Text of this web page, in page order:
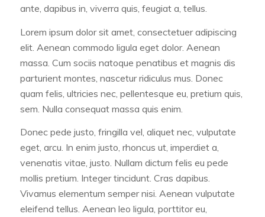
ante, dapibus in, viverra quis, feugiat a, tellus.
Lorem ipsum dolor sit amet, consectetuer adipiscing
elit. Aenean commodo ligula eget dolor. Aenean
massa. Cum sociis natoque penatibus et magnis dis
parturient montes, nascetur ridiculus mus. Donec
quam felis, ultricies nec, pellentesque eu, pretium quis,
sem. Nulla consequat massa quis enim.
Donec pede justo, fringilla vel, aliquet nec, vulputate
eget, arcu. In enim justo, rhoncus ut, imperdiet a,
venenatis vitae, justo. Nullam dictum felis eu pede
mollis pretium. Integer tincidunt. Cras dapibus.
Vivamus elementum semper nisi. Aenean vulputate
eleifend tellus. Aenean leo ligula, porttitor eu,